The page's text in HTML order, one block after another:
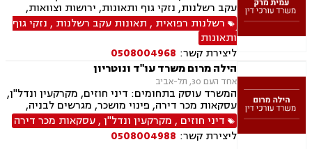
עקב רשלנות, נזקי גוף ותאונות, ירושות וצוואות,
ייפוי כוח מתמשך, דיני חוזים
רשלנות רפואית , תאונות עקב רשלנות , נזקי גוף
ותאונות
ליצירת קשר: 0508004968
הילה מרום משרד עו"ד ונוטריון
אחד העם 30, תל-אביב
המשרד עוסק בתחומים: דיני חוזים, מקרקעין ונדל"ן,
עסקאות מכר דירה, פינוי מושכר, מגרשים לבניה,
מיסוי מקרקעין, ירושות וצוואת, ייפוי כוח מתמשך,
נוטריון.
דיני חוזים , מקרקעין ונדל"ן,עסקאות מכר דירה
ליצירת קשר: 0508004988